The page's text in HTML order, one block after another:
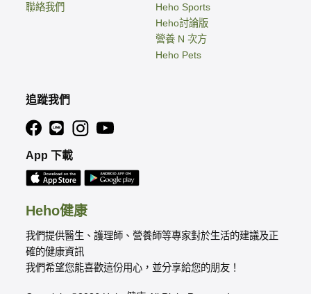
Heho健康
我們提供醫生、護理師、營養師等專家對於生活的建議及正
確的健康資訊
我們希望您能喜歡這份用心，並分享給您的朋友！
聯絡我們
Heho Sports
Heho討論版
營養 N 次方
Heho Pets
追蹤我們
App 下載